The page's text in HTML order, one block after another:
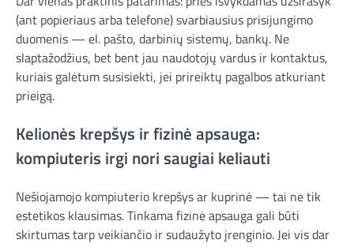
(ant popieriaus arba telefone) svarbiausius prisijungimo
duomenis — el. pašto, darbinių sistemų, bankų. Ne
slaptažodžius, bet bent jau naudotojų vardus ir kontaktus,
kuriais galėtum susisiekti, jei prireiktų pagalbos atkuriant
prieigą.
Kelionės krepšys ir fizinė apsauga:
kompiuteris irgi nori saugiai keliauti
Nešiojamojo kompiuterio krepšys ar kuprinė — tai ne tik
estetikos klausimas. Tinkama fizinė apsauga gali būti
skirtumas tarp veikiančio ir sudaužyto įrenginio. Jei vis dar